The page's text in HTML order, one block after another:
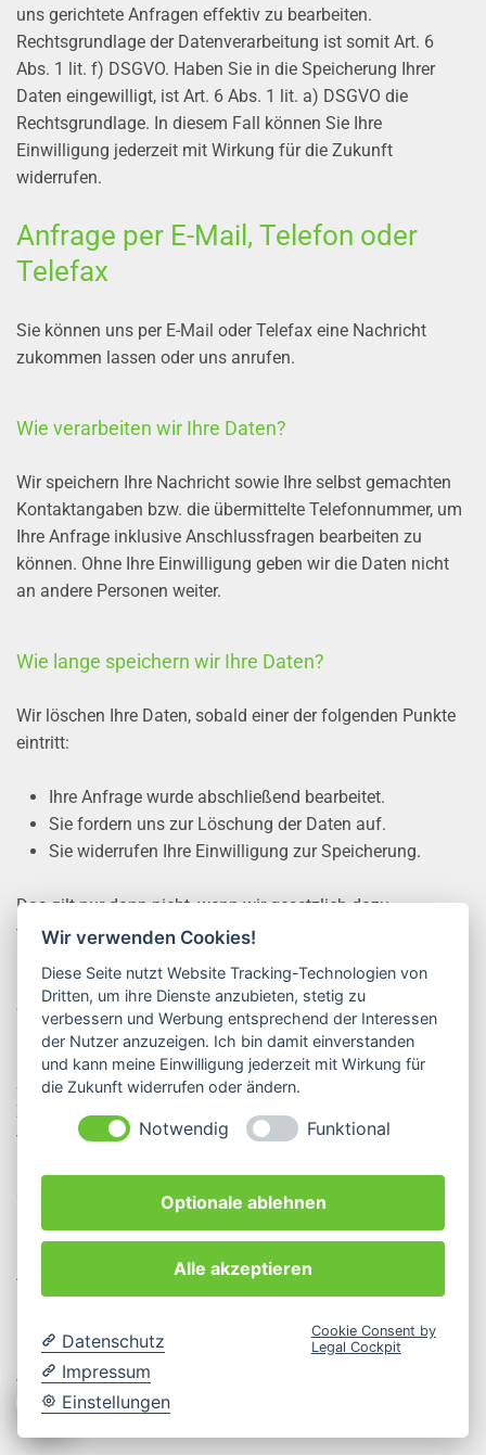
uns gerichtete Anfragen effektiv zu bearbeiten.
Rechtsgrundlage der Datenverarbeitung ist somit Art. 6
Abs. 1 lit. f) DSGVO. Haben Sie in die Speicherung Ihrer
Daten eingewilligt, ist Art. 6 Abs. 1 lit. a) DSGVO die
Rechtsgrundlage. In diesem Fall können Sie Ihre
Einwilligung jederzeit mit Wirkung für die Zukunft
widerrufen.
Anfrage per E-Mail, Telefon oder
Telefax
Sie können uns per E-Mail oder Telefax eine Nachricht
zukommen lassen oder uns anrufen.
Wie verarbeiten wir Ihre Daten?
Wir speichern Ihre Nachricht sowie Ihre selbst gemachten
Kontaktangaben bzw. die übermittelte Telefonnummer, um
Ihre Anfrage inklusive Anschlussfragen bearbeiten zu
können. Ohne Ihre Einwilligung geben wir die Daten nicht
an andere Personen weiter.
Wie lange speichern wir Ihre Daten?
Wir löschen Ihre Daten, sobald einer der folgenden Punkte
eintritt:
Ihre Anfrage wurde abschließend bearbeitet.
Sie fordern uns zur Löschung der Daten auf.
Sie widerrufen Ihre Einwilligung zur Speicherung.
Das gilt nur dann nicht, wenn wir gesetzlich dazu
verpflichtet sind, die Daten aufzubewahren.
Auf welcher Rechtsgrundlage verarbeiten wir Ihre
Daten?
Sofern Ihre Anfrage mit unserer vertraglichen Beziehung in
Zusammenhang steht oder der Durchführung
vorvertraglicher Maßnahmen dient, verarbeiten wir Ihre
allen anderen Fällen ist es unser berechtigtes Interesse, an
Rechtsgrundlage der Datenverarbeitung ist somit Art. 6
Abs. 1 lit. f) DSGVO. Haben Sie in die Speicherung Ihrer
Daten eingewilligt, ist Art. 6 Abs. 1 lit. a) DSGVO die
Rechtsgrundlage. In diesem Fall können Sie Ihre
Einwilligung jederzeit mit Wirkung für die Zukunft
widerrufen.
Wir verwenden Cookies!
Diese Seite nutzt Website Tracking-Technologien von
Dritten, um ihre Dienste anzubieten, stetig zu
verbessern und Werbung entsprechend der Interessen
der Nutzer anzuzeigen. Ich bin damit einverstanden
und kann meine Einwilligung jederzeit mit Wirkung für
die Zukunft widerrufen oder ändern.
Notwendig Funktional
Optionale ablehnen
Alle akzeptieren
Datenschutz
Impressum
Einstellungen
Cookie Consent by
Legal Cockpit